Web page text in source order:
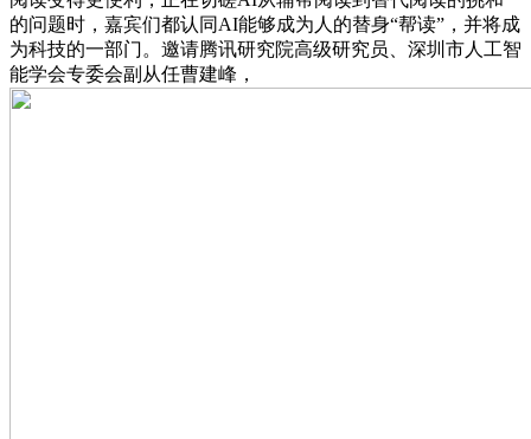
的问题时，嘉宾们都认同AI能够成为人的替身“帮读”，并将成
为科技的一部门。邀请腾讯研究院高级研究员、深圳市人工智
能学会专委会副从任曹建峰，